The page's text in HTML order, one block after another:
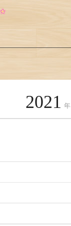
2021 年